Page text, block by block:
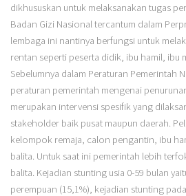
dikhususkan untuk melaksanakan tugas
Badan Gizi Nasional tercantum dalam
lembaga ini nantinya berfungsi untuk
rentan seperti peserta didik, ibu hamil, ibu
Sebelumnya dalam Peraturan Pemerintah
peraturan pemerintah mengenai
merupakan intervensi spesifik yang
stakeholder baik pusat maupun daerah.
kelompok remaja, calon pengantin, ibu
balita. Untuk saat ini pemerintah lebih
balita. Kejadian stunting usia 0-59 bulan
perempuan (15,1%), kejadian stunting